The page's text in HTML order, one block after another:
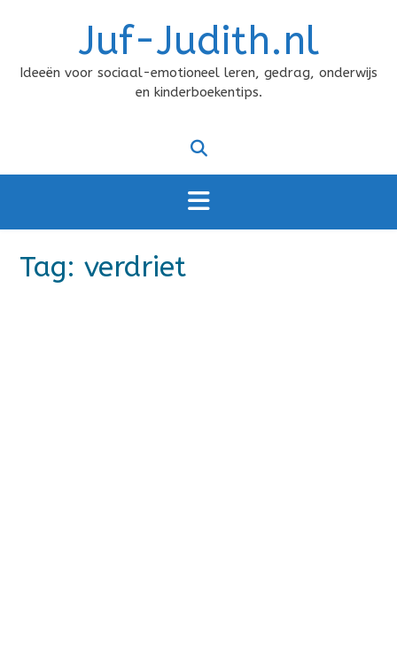
Juf-Judith.nl
Ideeën voor sociaal-emotioneel leren, gedrag, onderwijs
en kinderboekentips.
Tag: verdriet